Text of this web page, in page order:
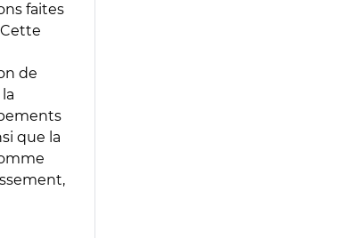
faites
de
que la